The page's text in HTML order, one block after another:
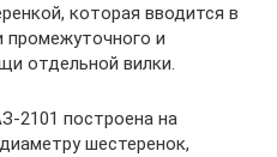
которая вводится в
промежуточного и
отдельной вилки.
2101 построена на
шестеренок,